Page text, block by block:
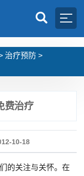
治疗预防 >
费治疗
10-18
的关注与关怀。在